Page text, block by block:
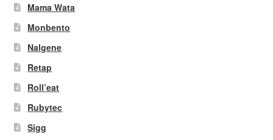
Mama Wata
Monbento
Nalgene
Retap
Roll’eat
Rubytec
Sigg